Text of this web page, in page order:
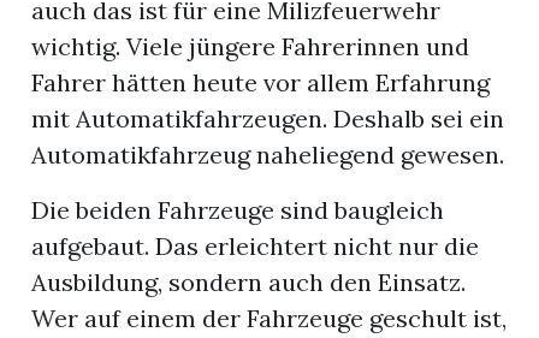
auch das ist für eine Milizfeuerwehr
wichtig. Viele jüngere Fahrerinnen und
Fahrer hätten heute vor allem Erfahrung
mit Automatikfahrzeugen. Deshalb sei ein
Automatikfahrzeug naheliegend gewesen.
Die beiden Fahrzeuge sind baugleich
aufgebaut. Das erleichtert nicht nur die
Ausbildung, sondern auch den Einsatz.
Wer auf einem der Fahrzeuge geschult ist,